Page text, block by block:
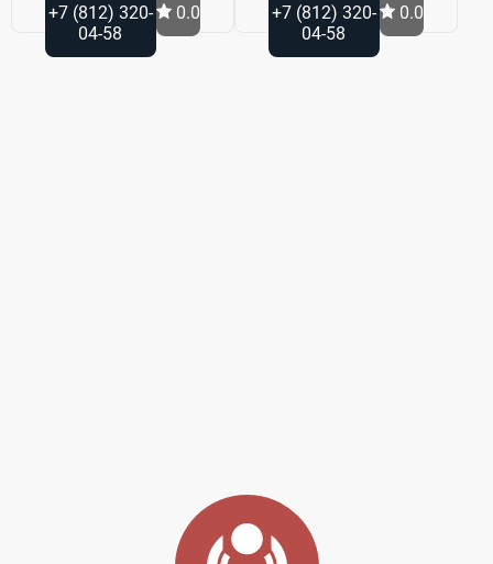
+7 (812) 320-
04-58
0.0
+7 (812) 320-
04-58
0.0